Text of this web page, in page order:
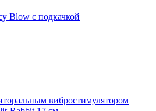
Blow с подкачкой